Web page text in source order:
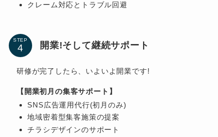
クレーム対応とトラブル回避
STEP 開業!そして継続サポート
研修が完了したら、いよいよ開業です!
【開業初月の集客サポート】
SNS広告運用代行(初月のみ)
地域密着型集客施策の提案
チラシデザインのサポート